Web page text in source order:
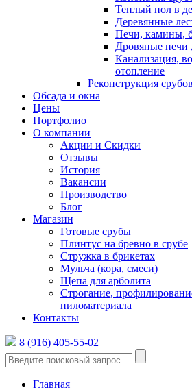
Теплый пол в
Деревянные
Печи, камины,
Дровяные печи
Канализация,
отопление
Реконструкция срубов
Обсада и окна
Цены
Портфолио
О компании
Акции и Скидки
Отзывы
История
Вакансии
Производство
Блог
Магазин
Готовые срубы
Плинтус на бревно в срубе
Стружка в брикетах
Мульча (кора, смеси)
Щепа для арболита
Строгание,
пиломатериала
Контакты
8 (916) 405-55-02
Главная